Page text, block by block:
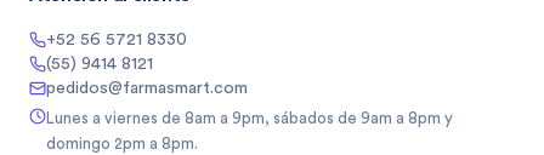
+52 56 5721 8330
(55) 9414 8121
pedidos@farmasmart.com
Lunes a viernes de 8am a 9pm, sábados de 9am a 8pm y
domingo 2pm a 8pm.